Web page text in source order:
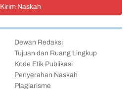
Dewan Redaksi
Tujuan dan Ruang Lingkup
Kode Etik Publikasi
Penyerahan Naskah
Plagiarisme
Kirim Naskah